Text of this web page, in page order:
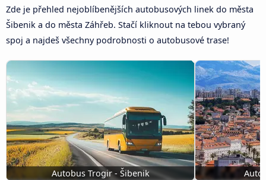
Zde je přehled nejoblíbenějších autobusových linek do města
Šibenik a do města Záhřeb. Stačí kliknout na tebou vybraný
spoj a najdeš všechny podrobnosti o autobusové trase!
Autobus Trogir - Šibenik